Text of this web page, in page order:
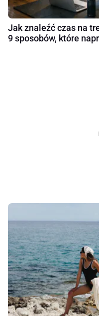
Jak znaleźć czas na
9 sposobów, które